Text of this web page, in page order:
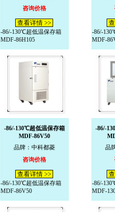
咨询价格
查看详情 >>
-86/-130℃超低温保存箱
MDF-86H105
-86/-
MDF-
-86/-130℃超低温保存箱
MDF-86V50
品牌：中科都菱
咨询价格
查看详情 >>
-86/-130℃超低温保存箱
MDF-86V50
-86/-
品
-86/-
MDF-